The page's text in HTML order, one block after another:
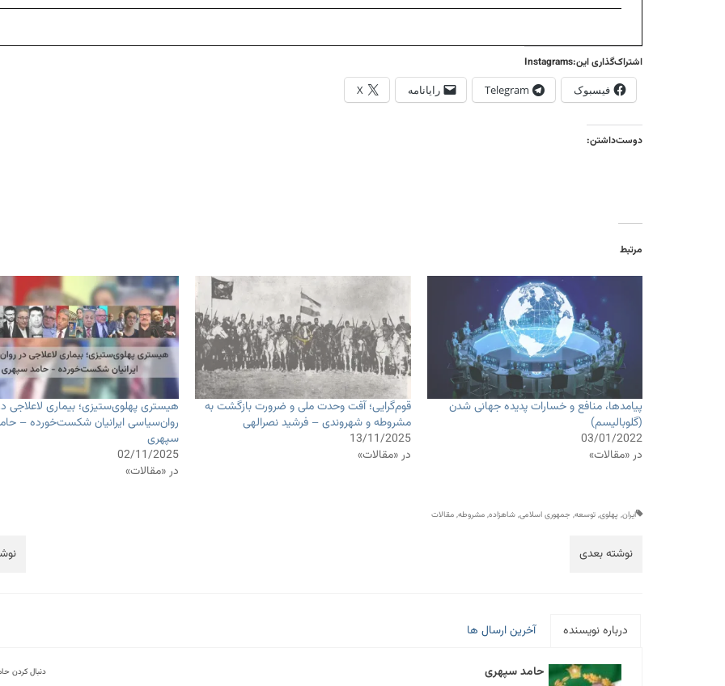
اشتراک‌گذاری این:Instagrams
فیسبوک
Telegram رایانامه X
دوست‌داشتن:
مرتبط
پیامدها، منافع و خسارات پدیده جهانی شدن
(گلوبالیسم)
03/01/2022
در «مقالات»
قوم‌گرایی؛ آفت وحدت ملی و ضرورت بازگشت به
مشروطه و شهروندی – فرشید نصرالهی
13/11/2025
در «مقالات»
هیستری پهلوی‌ستیزی؛ بیماری لاعلاجی
روان‌سیاسی ایرانیان شکست‌خورده –
سپهری
02/11/2025
در «مقالات»
ایران, پهلوی, توسعه, جمهوری اسلامی, شاهزاده, مشروطه, مقالات
نوشته بعدی
درباره نویسنده آخرین ارسال ها
دنبال کردن
حامد سپهری